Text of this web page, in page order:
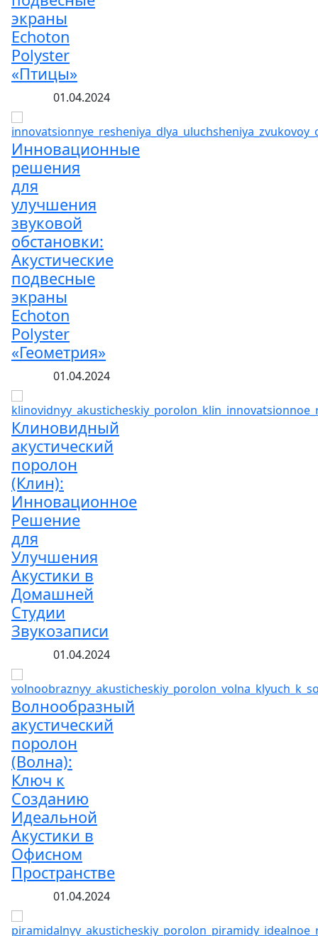
экраны
Echoton
Polyster
«Птицы»
01.04.2024
Инновационные
решения
для
улучшения
звуковой
обстановки:
Акустические
подвесные
экраны
Echoton
Polyster
«Геометрия»
01.04.2024
Клиновидный
акустический
поролон
(Клин):
Инновационное
Решение
для
Улучшения
Акустики в
Домашней
Студии
Звукозаписи
01.04.2024
Волнообразный
акустический
поролон
(Волна):
Ключ к
Созданию
Идеальной
Акустики в
Офисном
Пространстве
01.04.2024